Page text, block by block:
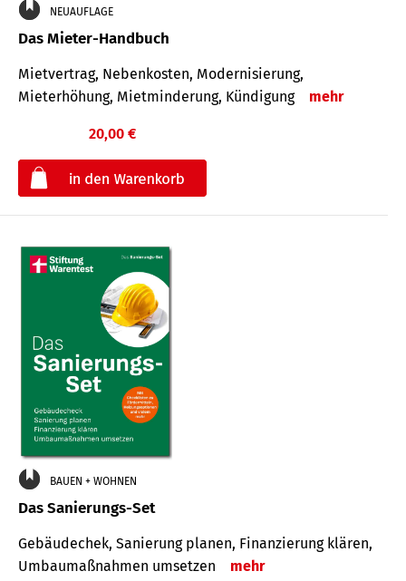
NEUAUFLAGE
Das Mieter-Handbuch
Mietvertrag, Nebenkosten, Modernisierung,
Mieterhöhung, Mietminderung, Kündigung
mehr
20,00 €
BAUEN + WOHNEN
Das Sanierungs-Set
Gebäudechek, Sanierung planen, Finanzierung klären,
Umbaumaßnahmen umsetzen
mehr